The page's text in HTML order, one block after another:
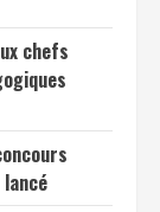
chefs